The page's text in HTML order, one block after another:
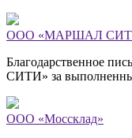
ООО «МАРШАЛ
Благодарственное
СИТИ» за
ООО «Моссклад»